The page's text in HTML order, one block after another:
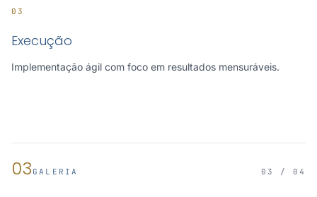
03
Execução
Implementação ágil com foco em resultados mensuráveis.
03 GALERIA 03 / 04